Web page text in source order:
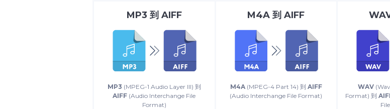
MP3 到 AIFF
MP3 (MPEG-1 Audio Layer III) 到
AIFF (Audio Interchange File
Format)
M4A 到AIFF
M4A(MPEG-4 Part 14) 到 AIFF
(Audio Interchange File Format)
WAV
Format) 到